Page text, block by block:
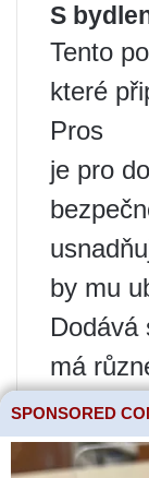
S
Tento
které
Pros
je pro
by mu
Dodává
má
Často
tento
SPONSORED